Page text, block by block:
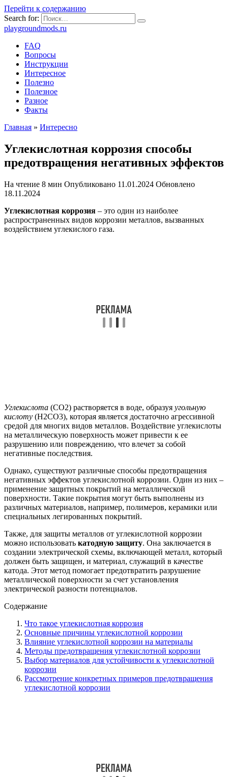
Перейти к содержанию
Search for:
playgroundmods.ru
FAQ
Вопросы
Инструкции
Интересное
Полезно
Полезное
Разное
Факты
Главная » Интересно
Углекислотная коррозия способы
предотвращения негативных эффектов
На чтение 8 мин Опубликовано 11.01.2024 Обновлено
18.11.2024
Углекислотная коррозия – это один из наиболее
распространенных видов коррозии металлов, вызванных
воздействием углекислого газа.
Углекислота (СО2) растворяется в воде, образуя угольную
кислоту (Н2СО3), которая является достаточно агрессивной
средой для многих видов металлов. Воздействие углекислоты
на металлическую поверхность может привести к ее
разрушению или повреждению, что влечет за собой
негативные последствия.
Однако, существуют различные способы предотвращения
негативных эффектов углекислотной коррозии. Один из них –
применение защитных покрытий на металлической
поверхности. Такие покрытия могут быть выполнены из
различных материалов, например, полимеров, керамики или
специальных легированных покрытий.
Также, для защиты металлов от углекислотной коррозии
можно использовать катодную защиту. Она заключается в
создании электрической схемы, включающей металл, который
должен быть защищен, и материал, служащий в качестве
катода. Этот метод помогает предотвратить разрушение
металлической поверхности за счет установления
электрической разности потенциалов.
Содержание
Что такое углекислотная коррозия
Основные причины углекислотной коррозии
Влияние углекислотной коррозии на материалы
Методы предотвращения углекислотной коррозии
Выбор материалов для устойчивости к углекислотной
коррозии
Рассмотрение конкретных примеров предотвращения
углекислотной коррозии